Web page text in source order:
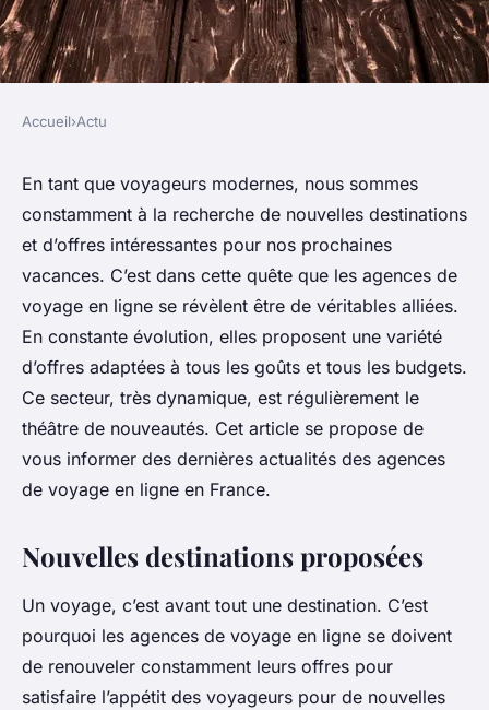
les actualités des agences de
voyage en ligne
admin•15 octobre 2023 •6 min de lecture
Accueil›Actu
En tant que voyageurs modernes, nous sommes
constamment à la recherche de nouvelles destinations
et d’offres intéressantes pour nos prochaines
vacances. C’est dans cette quête que les agences de
voyage en ligne se révèlent être de véritables alliées.
En constante évolution, elles proposent une variété
d’offres adaptées à tous les goûts et tous les budgets.
Ce secteur, très dynamique, est régulièrement le
théâtre de nouveautés. Cet article se propose de
vous informer des dernières actualités des agences
de voyage en ligne en France.
Nouvelles destinations proposées
Un voyage, c’est avant tout une destination. C’est
pourquoi les agences de voyage en ligne se doivent
de renouveler constamment leurs offres pour
satisfaire l’appétit des voyageurs pour de nouvelles